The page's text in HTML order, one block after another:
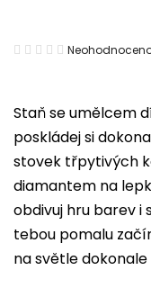
Staň se umělcem
poskládej si
stovek třpytivých
diamantem na
obdivuj hru barev i
tebou pomalu
na světle
Průměrné
je
0,0
z
5
hvězdiček.